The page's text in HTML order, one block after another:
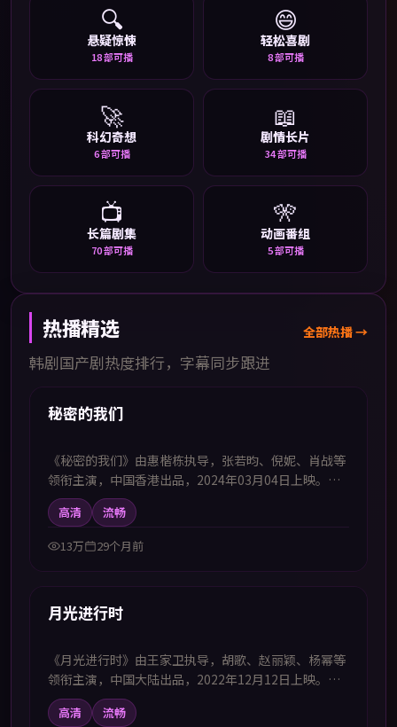
🔍
悬疑惊悚
18部可播
😄
轻松喜剧
8部可播
🚀
科幻奇想
6部可播
📖
剧情长片
34部可播
📺
长篇剧集
70部可播
🎌
动画番组
5部可播
热播精选
韩剧国产剧热度排行，字幕同步跟进
全部热播 →
热播
秘密的我们
《秘密的我们》由惠楷栋执导，张若昀、倪妮、肖战等
领衔主演，中国香港出品，2024年03月04日上映。本
剧集提供中韩双语字幕，支持1080P高清播放，属犯罪
题材，以案件调查为线索还原复杂的社会网络，适合喜
欢中韩字幕电视剧高清播放的观众追看。
高清
流畅
13万
29个月前
热播
月光进行时
《月光进行时》由王家卫执导，胡歌、赵丽颖、杨幂等
领衔主演，中国大陆出品，2022年12月12日上映。本
影片提供中韩双语字幕，支持1080P高清播放，属动作
题材，在危机任务中完成自我突破，适合喜欢中韩字幕
高清
流畅